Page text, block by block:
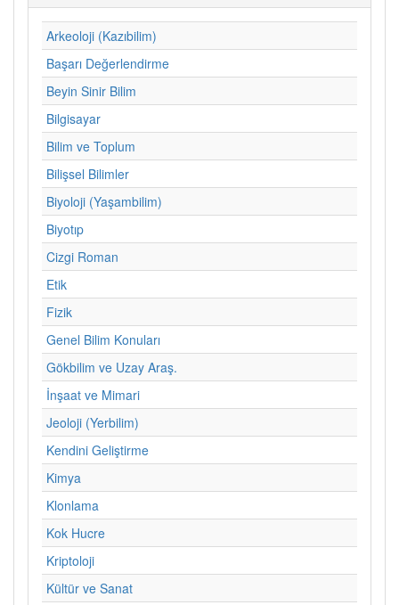
Arkeoloji (Kazıbilim)
Başarı Değerlendirme
Beyin Sinir Bilim
Bilgisayar
Bilim ve Toplum
Bilişsel Bilimler
Biyoloji (Yaşambilim)
Biyotıp
Cizgi Roman
Etik
Fizik
Genel Bilim Konuları
Gökbilim ve Uzay Araş.
İnşaat ve Mimari
Jeoloji (Yerbilim)
Kendini Geliştirme
Kimya
Klonlama
Kok Hucre
Kriptoloji
Kültür ve Sanat